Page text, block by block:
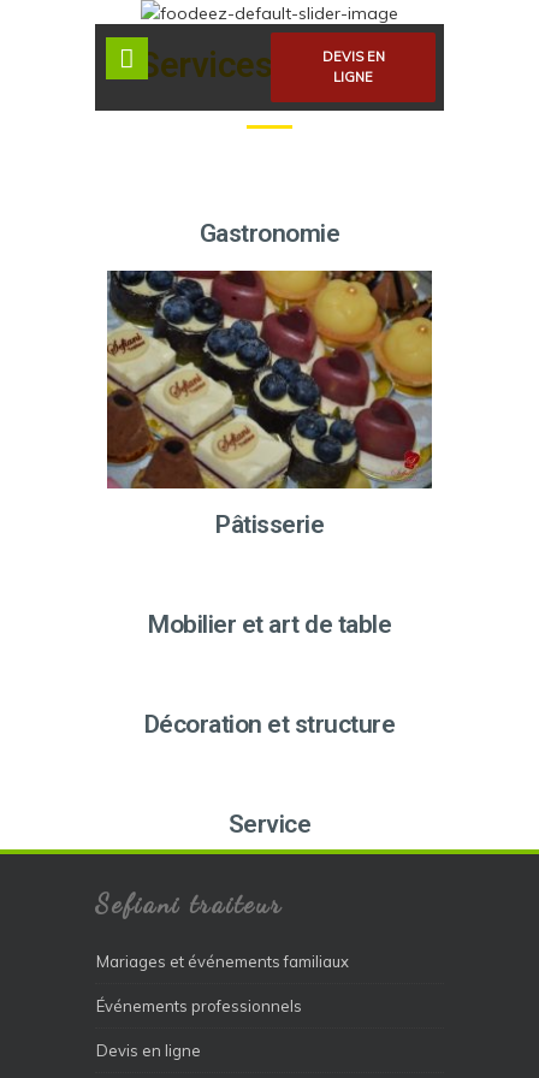
DEVIS EN
LIGNE
Services Traiteur
Gastronomie
Pâtisserie
Mobilier et art de table
Décoration et structure
Service
Sefiani traiteur
Mariages et événements familiaux
Événements professionnels
Devis en ligne